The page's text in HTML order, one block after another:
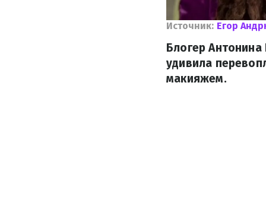
Источник: Егор
Блогер
удивила
макияжем.